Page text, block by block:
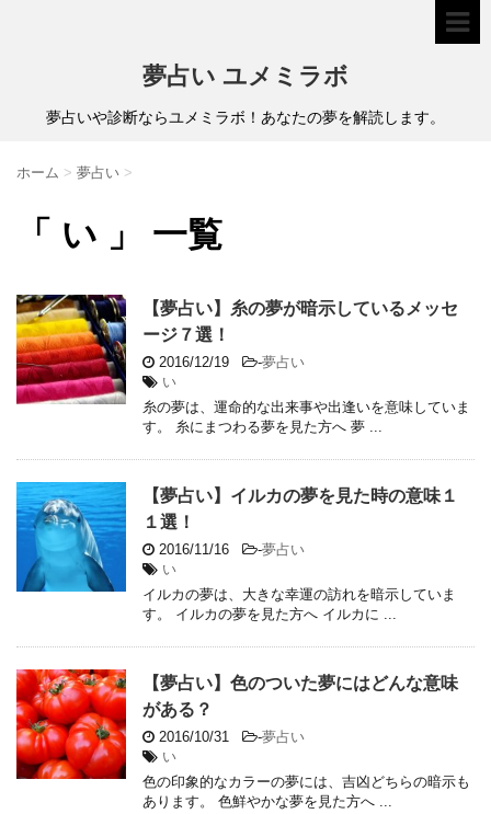
夢占い ユメミラボ
夢占いや診断ならユメミラボ！あなたの夢を解読します。
ホーム > 夢占い >
「 い 」 一覧
【夢占い】糸の夢が暗示しているメッセ
ージ７選！
2016/12/19 -夢占い
い
糸の夢は、運命的な出来事や出逢いを意味していま
す。 糸にまつわる夢を見た方へ 夢 ...
【夢占い】イルカの夢を見た時の意味１
１選！
2016/11/16 -夢占い
い
イルカの夢は、大きな幸運の訪れを暗示していま
す。 イルカの夢を見た方へ イルカに ...
【夢占い】色のついた夢にはどんな意味
がある？
2016/10/31 -夢占い
い
色の印象的なカラーの夢には、吉凶どちらの暗示も
あります。 色鮮やかな夢を見た方へ ...